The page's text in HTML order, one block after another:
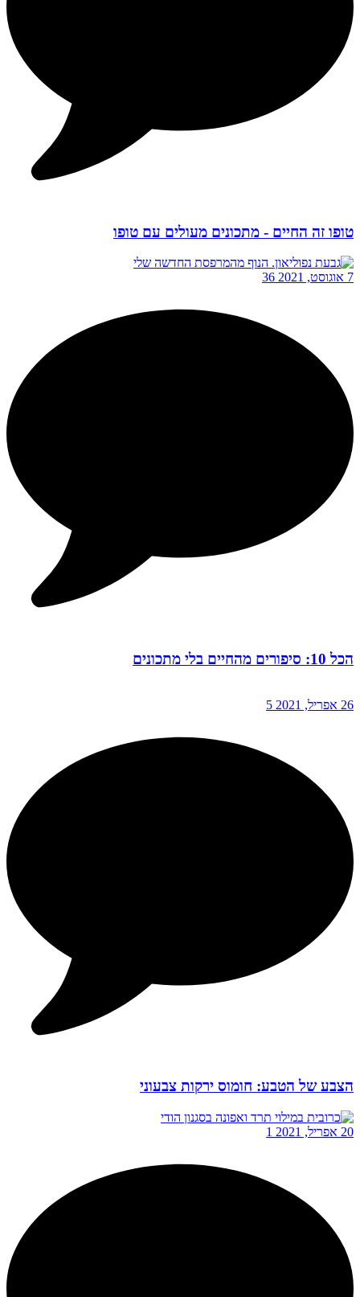
טופו זה החיים - מתכונים מעולים עם טופו
7 אוגוסט, 2021 36
הכל 10: סיפורים מהחיים בלי מתכונים
26 אפריל, 2021 5
הצבע של הטבע: חומוס ירקות צבעוני
20 אפריל, 2021 1